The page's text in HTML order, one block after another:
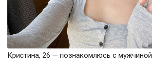
Кристина, 26 — познакомлюсь с мужчиной